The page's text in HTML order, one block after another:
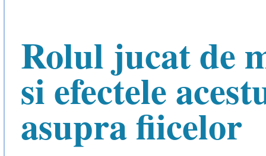
Rolul jucat de
si efectele
asupra fiicelor